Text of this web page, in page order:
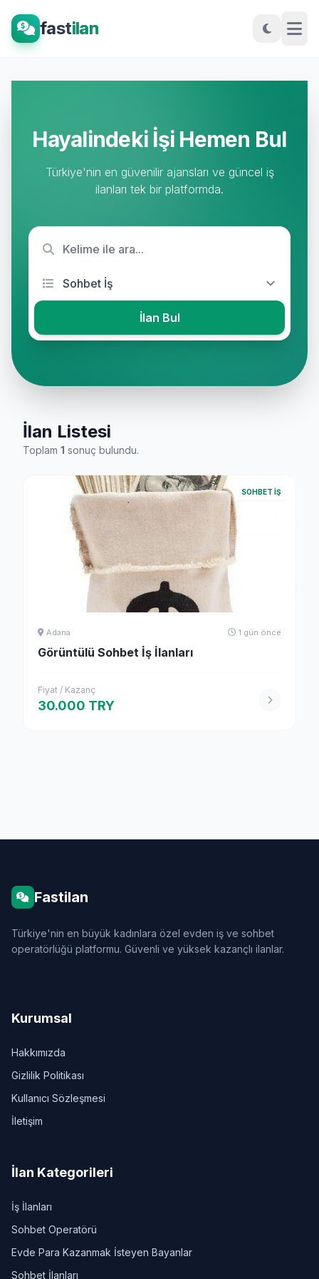
fastilan
Hayalindeki İşi Hemen Bul
Türkiye'nin en güvenilir ajansları ve güncel iş
ilanları tek bir platformda.
İlan Bul
İlan Listesi
Toplam 1 sonuç bulundu.
SOHBET İŞ
Adana 1 gün önce
Görüntülü Sohbet İş İlanları
Fiyat / Kazanç
30.000 TRY
Fastilan
Türkiye'nin en büyük kadınlara özel evden iş ve sohbet
operatörlüğü platformu. Güvenli ve yüksek kazançlı ilanlar.
Kurumsal
Hakkımızda
Gizlilik Politikası
Kullanıcı Sözleşmesi
İletişim
İlan Kategorileri
İş İlanları
Sohbet Operatörü
Evde Para Kazanmak İsteyen Bayanlar
Sohbet İlanları